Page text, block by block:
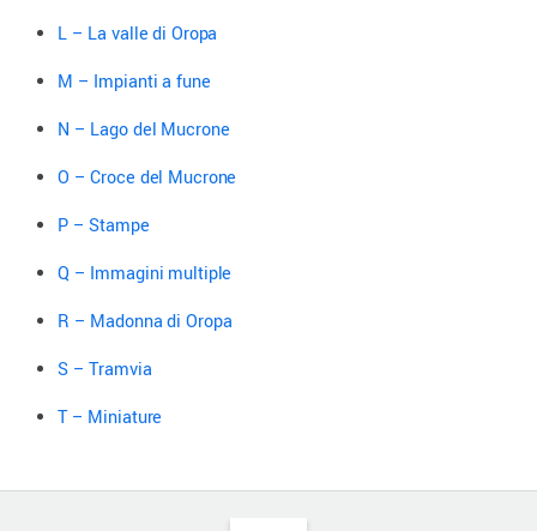
L – La valle di Oropa
M – Impianti a fune
N – Lago del Mucrone
O – Croce del Mucrone
P – Stampe
Q – Immagini multiple
R – Madonna di Oropa
S – Tramvia
T – Miniature